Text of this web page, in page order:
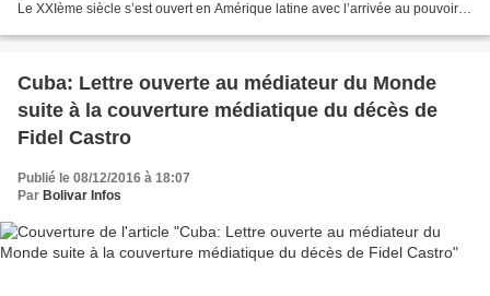
Le XXIème siècle s’est ouvert en Amérique latine avec l’arrivée au pouvoir
Cuba: Lettre ouverte au médiateur du Monde
suite à la couverture médiatique du décès de
Fidel Castro
Publié le 08/12/2016 à 18:07
Par Bolivar Infos